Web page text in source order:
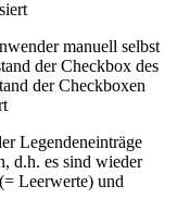
manuell selbst
der Checkbox des
der Checkboxen
Legendeneinträge
d.h. es sind wieder
Leerwerte) und